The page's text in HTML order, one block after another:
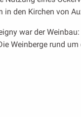
in den Kirchen von
war der
Weinberge rund